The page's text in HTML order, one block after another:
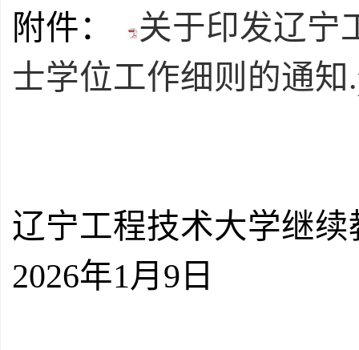
附件：
关于印发辽宁
士学位工作细则的通知
辽宁工程技术大学继续
2026年1月9日